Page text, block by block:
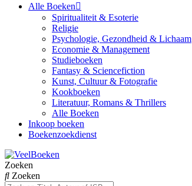
Alle Boeken
Spiritualiteit & Esoterie
Religie
Psychologie, Gezondheid & Lichaam
Economie & Management
Studieboeken
Fantasy & Sciencefiction
Kunst, Cultuur & Fotografie
Kookboeken
Literatuur, Romans & Thrillers
Alle Boeken
Inkoop boeken
Boekenzoekdienst
Zoeken
Zoeken